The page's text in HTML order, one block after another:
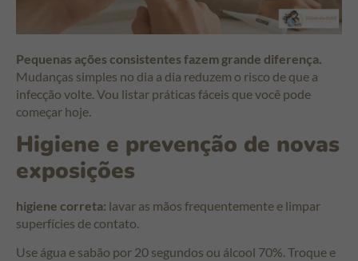
Pequenas ações consistentes fazem grande diferença.
Mudanças simples no dia a dia reduzem o risco de que a
infecção volte. Vou listar práticas fáceis que você pode
começar hoje.
Higiene e prevenção de novas
exposições
higiene correta: lavar as mãos frequentemente e limpar
superfícies de contato.
Use água e sabão por 20 segundos ou álcool 70%. Troque e